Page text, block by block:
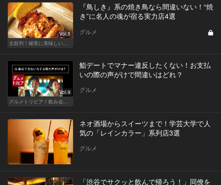
Vol.5
太鼓判！確実に美味しい焼き鳥の名店
『鳥しき』系の焼き鳥なら間違いない！“焼
き”に名人の魂が宿る実力店4選
グルメ
Vol.9
グルメトリビア！飲み会やデートで会話のネタになるQ＆A
鮨デートでマナー違反したくない！お支払
いの際の声がけで間違いはどれ？
グルメ
ネオ酒場からスイーツまで！学芸大学で人
気の「レインカラー」系列店3選
グルメ
「渋谷でサクッと飲んで帰ろう！」同僚を